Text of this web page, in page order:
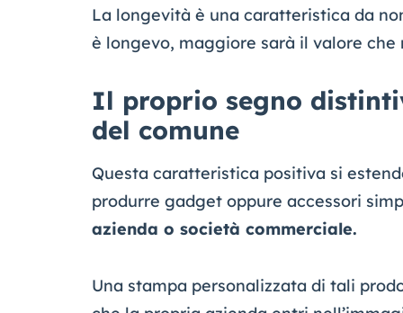
La longevità è una caratteristica da
è longevo, maggiore sarà il valore
Il proprio segno
del comune
Questa caratteristica positiva si
produrre gadget oppure accessori
azienda o società commerciale.
Una stampa personalizzata di tali